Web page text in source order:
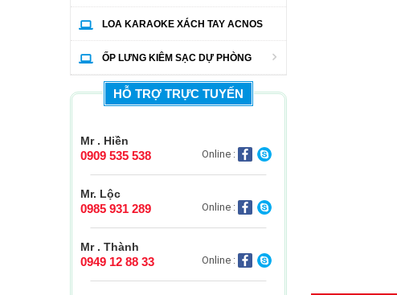
LOA KARAOKE XÁCH TAY ACNOS
ỐP LƯNG KIÊM SẠC DỰ PHÒNG
HỖ TRỢ TRỰC TUYẾN
Mr . Hiền
0909 535 538 Online :
Mr. Lộc
0985 931 289 Online :
Mr . Thành
0949 12 88 33 Online :